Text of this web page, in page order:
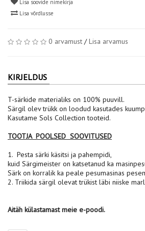
Lisa soovide nimekirja
Lisa võrdlusse
0 arvamust /Lisa arvamus
KIRJELDUS
T-särkide materialiks on 100% puuvill.
Särgil olev trükk on loodud kasutades
Kasutame Sols Collection tooteid.
TOOTJA POOLSED SOOVITUSED
1. Pesta särki käsitsi ja pahempidi,
kuid Särgimeister on katsetanud ka
Särk on korralik ka peale pesumasinas
2. Triikida särgil olevat trükist läbi niiske
Aitäh külastamast meie e-poodi.